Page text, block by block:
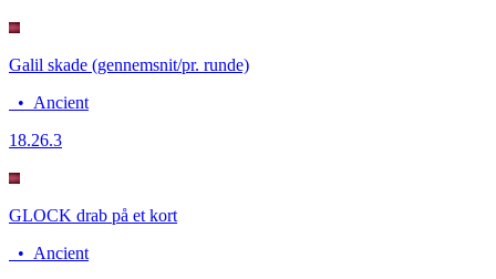
Galil skade (gennemsnit/pr. runde)
• Ancient
18.26.3
GLOCK drab på et kort
• Ancient